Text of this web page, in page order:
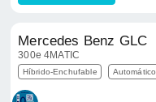
Mercedes Benz GLC
300e 4MATIC
Híbrido-Enchufable Automático